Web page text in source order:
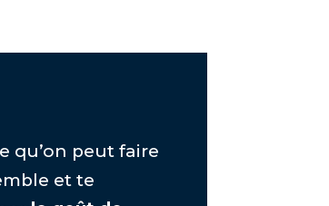
qu’on peut faire
et te